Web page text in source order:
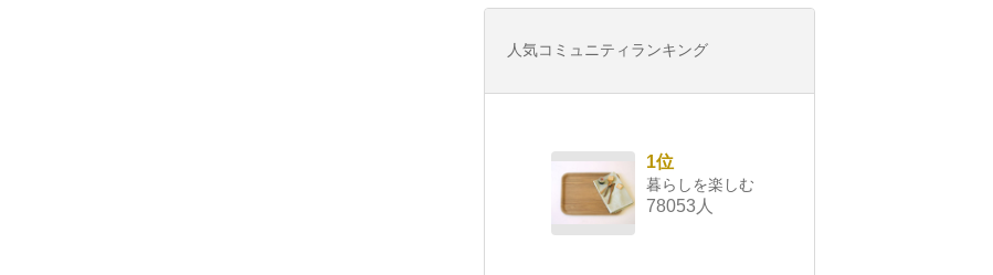
人気コミュニティランキング
1位
暮らしを楽しむ
78053人